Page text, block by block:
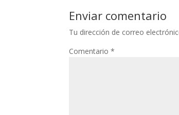
Enviar comentario
Tu dirección de correo
Comentario*